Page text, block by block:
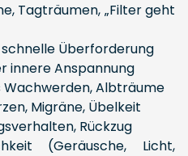
Tagträumen, „Filter geht
Überforderung
innere Anspannung
Albträume
Migräne, Übelkeit
Rückzug
(Geräusche, Licht,